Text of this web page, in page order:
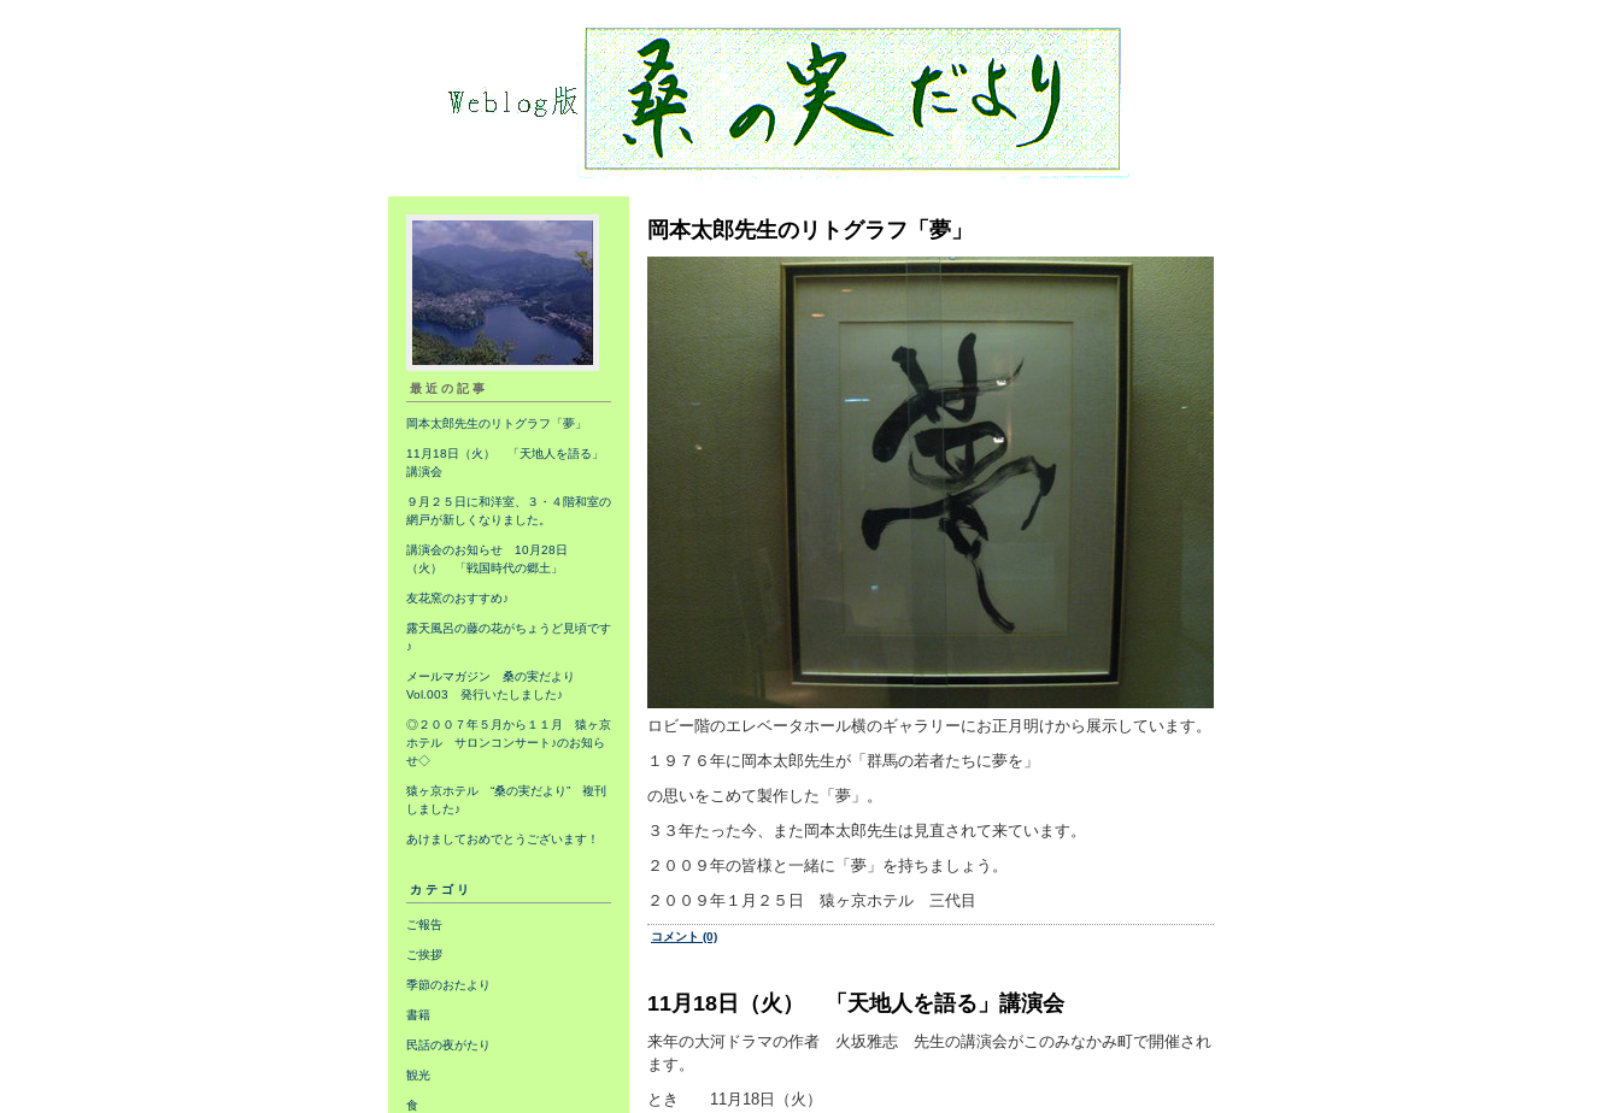
最近の記事
岡本太郎先生のリトグラフ「夢」
11月18日（火） 「天地人を語る」
講演会
９月２５日に和洋室、３・４階和室の
網戸が新しくなりました。
講演会のお知らせ 10月28日
（火） 「戦国時代の郷土」
友花窯のおすすめ♪
露天風呂の藤の花がちょうど見頃です
♪
メールマガジン 桑の実だより
Vol.003 発行いたしました♪
◎２００７年５月から１１月 猿ヶ京
ホテル サロンコンサート♪のお知ら
せ◇
猿ヶ京ホテル “桑の実だより” 複刊
しました♪
あけましておめでとうございます！
カテゴリ
ご報告
ご挨拶
季節のおたより
書籍
民話の夜がたり
観光
食
岡本太郎先生のリトグラフ「夢」
ロビー階のエレベータホール横のギャラリーにお正月明けから展示しています。
１９７６年に岡本太郎先生が「群馬の若者たちに夢を」
の思いをこめて製作した「夢」。
３３年たった今、また岡本太郎先生は見直されて来ています。
２００９年の皆様と一緒に「夢」を持ちましょう。
２００９年１月２５日 猿ヶ京ホテル 三代目
コメント (0)
11月18日（火） 「天地人を語る」講演会
来年の大河ドラマの作者 火坂雅志 先生の講演会がこのみなかみ町で開催され
ます。
とき 11月18日（火）